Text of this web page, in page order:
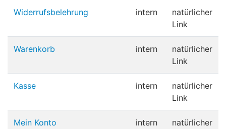
Widerrufsbelehrung intern
natürlicher
Link
Warenkorb intern
natürlicher
Link
Kasse intern
natürlicher
Link
Mein Konto intern
natürlicher